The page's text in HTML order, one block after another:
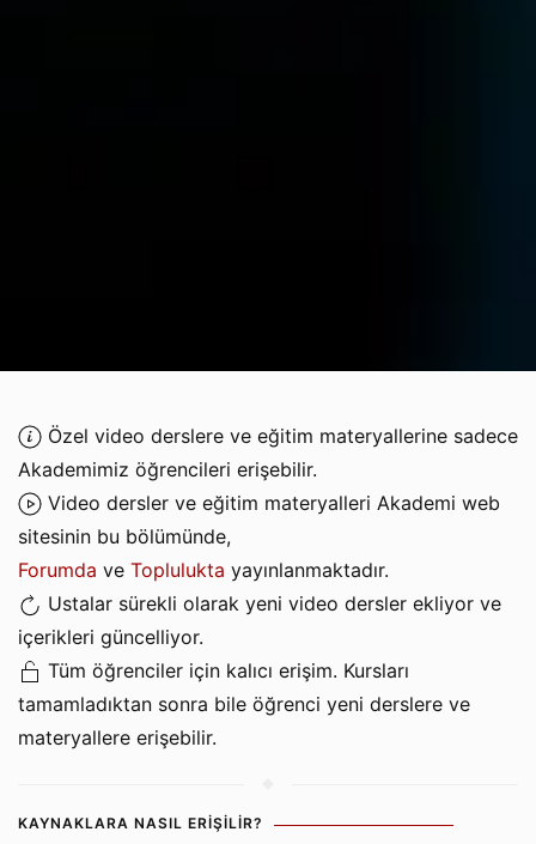
Özel video derslere ve eğitim materyallerine sadece
Akademimiz öğrencileri erişebilir.
Video dersler ve eğitim materyalleri Akademi web
sitesinin bu bölümünde,
Forumda ve Toplulukta yayınlanmaktadır.
Ustalar sürekli olarak yeni video dersler ekliyor ve
içerikleri güncelliyor.
Tüm öğrenciler için kalıcı erişim. Kursları
tamamladıktan sonra bile öğrenci yeni derslere ve
materyallere erişebilir.
KAYNAKLARA NASIL ERIŞILIR?